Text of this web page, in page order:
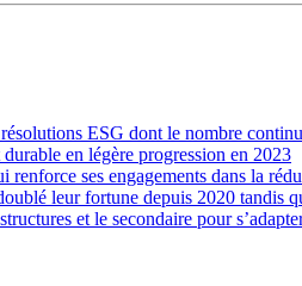
ESG dont le nombre
en légère progression en 2023
ses engagements dans la
leur fortune depuis 2020 tandis
et le secondaire pour